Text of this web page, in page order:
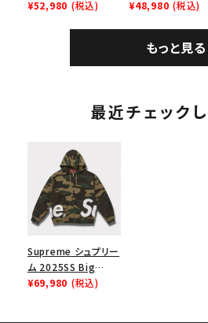
Bandana Football
¥52,980 (税込)
Backpack バック
¥48,980 (税込)
もっと見る
最近チェック
Supreme シュプリー
ム 2025SS Big
Logo Zip Up
¥69,980 (税込)